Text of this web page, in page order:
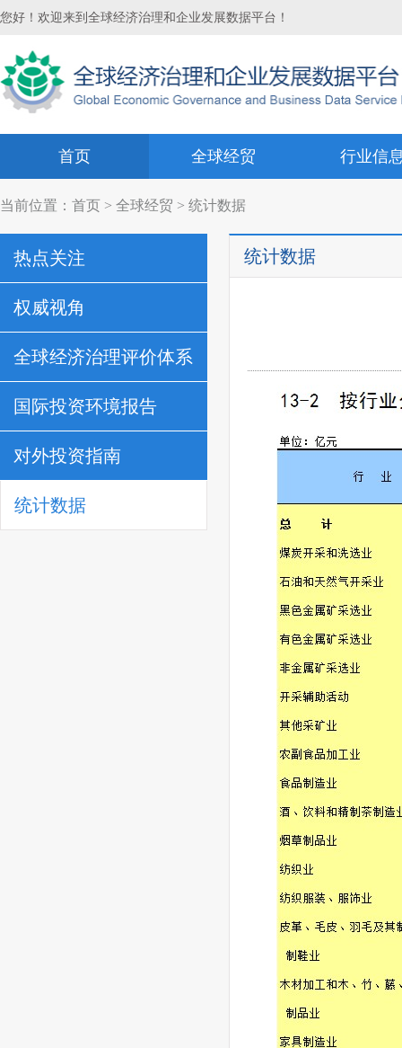
您好！欢迎来到全球经济治理和企业发展数据平台！
首页 全球经贸 行业信
当前位置： 首页 > 全球经贸 > 统计数据
热点关注
权威视角
全球经济治理评价体系
国际投资环境报告
对外投资指南
统计数据
统计数据